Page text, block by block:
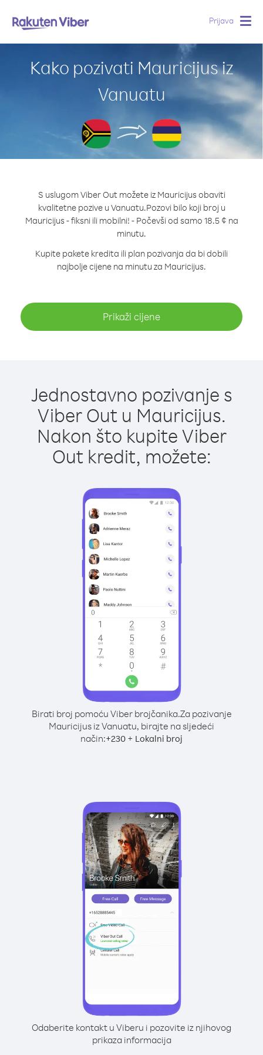
Prijava
Kako pozivati Mauricijus iz
Vanuatu
S uslugom Viber Out možete iz Mauricijus obaviti
kvalitetne pozive u Vanuatu.Pozovi bilo koji broj u
Mauricijus - fiksni ili mobilni! - Počevši od samo 18.5 ¢ na
minutu.
Kupite pakete kredita ili plan pozivanja da bi dobili
najbolje cijene na minutu za Mauricijus.
Prikaži cijene
Jednostavno pozivanje s
Viber Out u Mauricijus.
Nakon što kupite Viber
Out kredit, možete:
Birati broj pomoću Viber brojčanika.Za pozivanje
Mauricijus iz Vanuatu, birajte na sljedeći
način:+230 + Lokalni broj
Odaberite kontakt u Viberu i pozovite iz njihovog
prikaza informacija